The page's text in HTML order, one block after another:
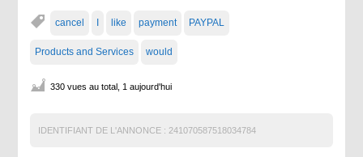
cancel I like payment PAYPAL
Products and Services would
330 vues au total, 1 aujourd'hui
IDENTIFIANT DE L'ANNONCE : 241070587518034784